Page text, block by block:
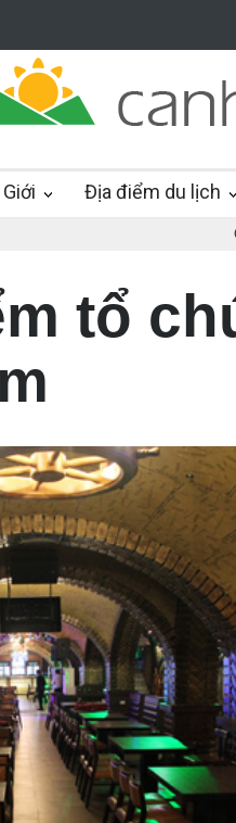
Địa điểm du lịch
tổ